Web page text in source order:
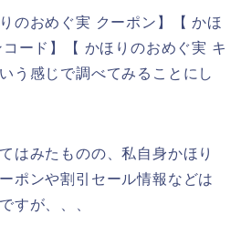
のおめぐ実 クーポン】【 かほ
ード】【 かほりのおめぐ実 キ
う感じで調べてみることにし
はみたものの、私自身かほり
ポンや割引セール情報などは
すが、、、